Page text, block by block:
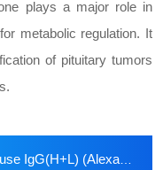
plays a major role in
metabolic regulation. It
of pituitary tumors
(Alexa Fluor? 488 Conjugate)